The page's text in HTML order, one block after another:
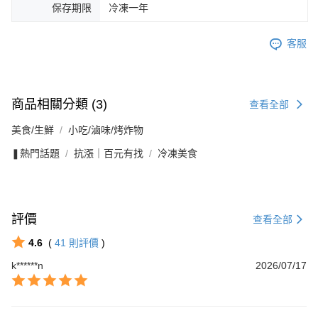
保存期限 冷凍一年
客服
商品相關分類 (3) 查看全部
美食/生鮮 小吃/滷味/烤炸物
❚熱門話題 抗漲｜百元有找 冷凍美食
評價 查看全部
4.6 ( 41 則評價 )
k******n
2026/07/17